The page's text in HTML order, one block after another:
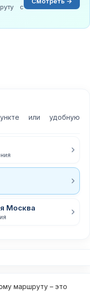
с
или удобную
Москва
маршруту – это